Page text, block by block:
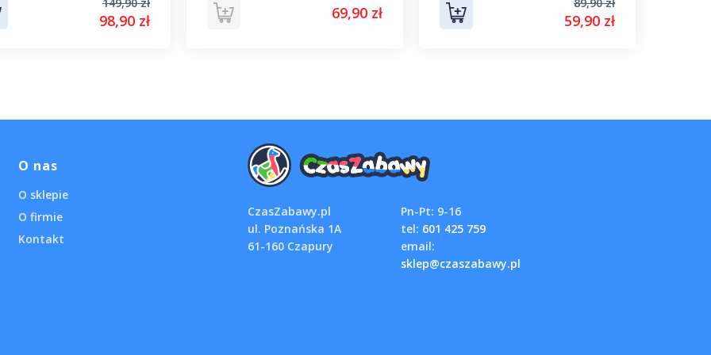
98,90 zł 69,90 zł 59,90 zł
O nas
O sklepie
O firmie
Kontakt
CzasZabawy.pl
ul. Poznańska 1A
61-160 Czapury
Pn-Pt: 9-16
tel: 601 425 759
email:
sklep@czaszabawy.pl